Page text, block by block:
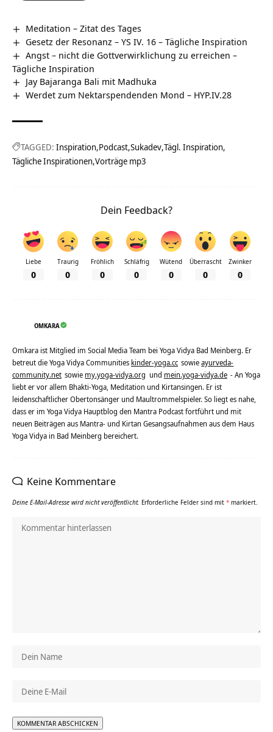
Meditation – Zitat des Tages
Gesetz der Resonanz – YS IV. 16 – Tägliche Inspiration
Angst – nicht die Gottverwirklichung zu erreichen –
Tägliche Inspiration
Jay Bajaranga Bali mit Madhuka
Werdet zum Nektarspendenden Mond – HYP.IV.28
TAGGED: Inspiration Podcast Sukadev Tägl. Inspiration
Tägliche Inspirationen Vorträge mp3
Dein Feedback?
Liebe
0
Traurig
0
Fröhlich
0
Schläfrig
0
Wütend
0
Überrascht
0
Zwinker
0
OMKARA
Omkara ist Mitglied im Social Media Team bei Yoga Vidya Bad Meinberg. Er
betreut die Yoga Vidya Communities kinder-yoga.cc sowieayurveda-
community.net sowie my.yoga-vidya.org und mein.yoga-vidya.de - An Yoga
liebt er vor allem Bhakti-Yoga, Meditation und Kirtansingen. Er ist
leidenschaftlicher Obertonsänger und Maultrommelspieler. So liegt es nahe,
dass er im Yoga Vidya Hauptblog den Mantra Podcast fortführt und mit
neuen Beiträgen aus Mantra- und Kirtan Gesangsaufnahmen aus dem Haus
Yoga Vidya in Bad Meinberg bereichert.
Keine Kommentare
Deine E-Mail-Adresse wird nicht veröffentlicht. Erforderliche Felder sind mit * markiert.